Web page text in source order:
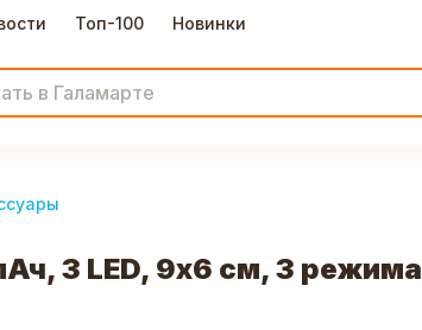
Топ-100 Новинки
3 LED, 9х6 см, 3 режима